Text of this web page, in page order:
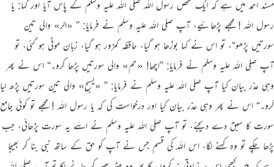
مسند احمد میں ہے کہ ایک شخص رسول اللہ صلی اللہ علیہ وسلم کے پاس آیا اور کہا: یا
رسول اللہ ! مجھے پڑھائیے، آپ صلی اللہ علیہ وسلم نے فرمایا: ” «الر» والی تین
سورتیں پڑھو“، تو اس نے کہا بوڑھا ہو گیا، حافظہ کمزور ہو گیا، زبان موٹی ہو گئی، تو
آپ صلی اللہ علیہ وسلم نے فرمایا: ”اچھا! «حم» والی سورتیں پڑھا کرو۔“اس نے پھر
وہی عذر بیان کیا آپ صلی اللہ علیہ وسلم نے فرمایا: ” «يسبح» والی تین سورتیں پڑھ لیا
کرو۔“اس نے پھر وہی عذر بیان کیا اور درخواست کی کہ یا رسول اللہ ! مجھے تو کوئی جامع
سورت کا سبق دے دیجئے، تو آپ صلی اللہ علیہ وسلم نے اسے یہ سورت پڑھائی، جب
پڑھا چکے تو وہ کہنے لگا، اس اللہ کی قسم جس نے آپ کو حق کے ساتھ نبی بنا کر بھیجا